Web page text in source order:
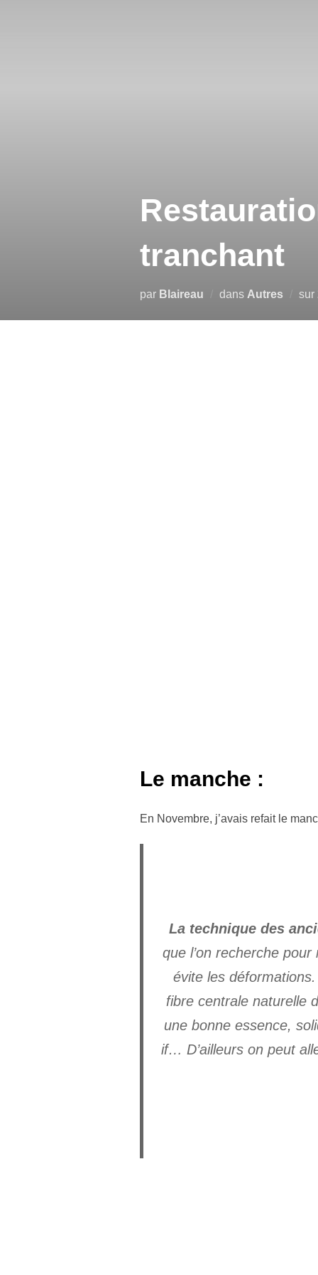
tranchant
par Blaireau dans Autres sur
Le manche :
En Novembre, j’avais refait le
La technique des
que l’on recherche
évite les
fibre centrale naturelle
une bonne essence,
if… D’ailleurs on peut